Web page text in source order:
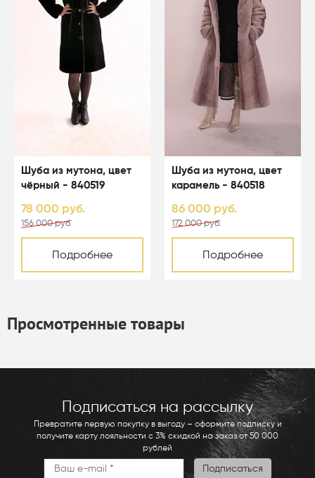
Шуба из мутона, цвет
чёрный - 840519
78 000 руб.
156 000 руб.
Подробнее
Шуба из мутона, цвет
карамель - 840518
86 000 руб.
172 000 руб.
Подробнее
Просмотренные товары
Подписаться на рассылку
Превратите первую покупку в выгоду – оформите подписку и
получите карту лояльности с 3% скидкой на заказ от 50 000
рублей